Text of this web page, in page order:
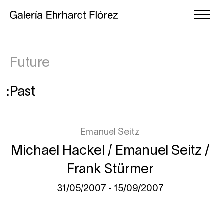
Future
Past
Emanuel Seitz
Michael Hackel / Emanuel Seitz /
Frank Stürmer
31/05/2007 - 15/09/2007